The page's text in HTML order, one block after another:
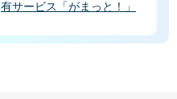
有サービス「がまっと！」